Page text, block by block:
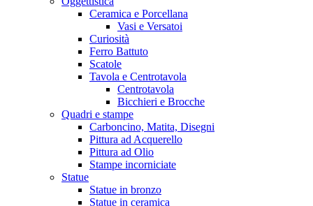
Ceramica e Porcellana
Vasi e Versatoi
Curiosità
Ferro Battuto
Scatole
Tavola e Centrotavola
Centrotavola
Bicchieri e Brocche
Quadri e stampe
Carboncino, Matita, Disegni
Pittura ad Acquerello
Pittura ad Olio
Stampe incorniciate
Statue
Statue in bronzo
Statue in ceramica